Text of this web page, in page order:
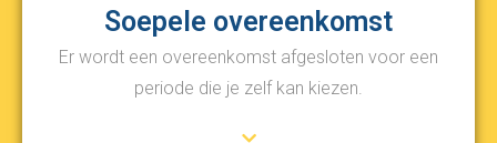
Soepele overeenkomst
Er wordt een overeenkomst afgesloten voor een
periode die je zelf kan kiezen.